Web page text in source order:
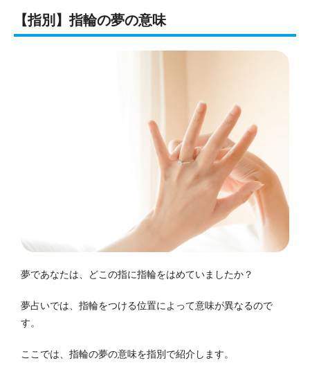
【指別】指輪の夢の意味
夢であなたは、どこの指に指輪をはめていましたか？
夢占いでは、指輪をつける位置によって意味が異なるので
す。
ここでは、指輪の夢の意味を指別で紹介します。